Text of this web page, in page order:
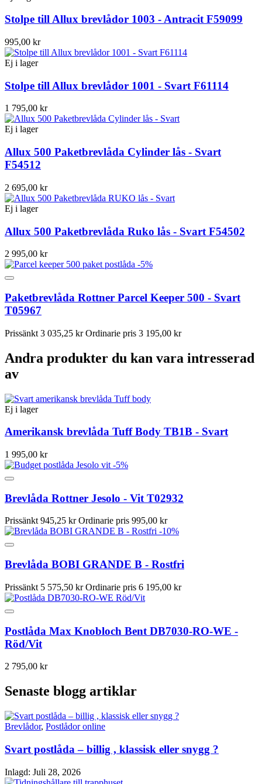
Stolpe till Allux brevlådor 1003 - Antracit F59099
995,00 kr
Ej i lager
Stolpe till Allux brevlådor 1001 - Svart F61114
1 795,00 kr
Ej i lager
Allux 500 Paketbrevlåda Cylinder lås - Svart
F54512
2 695,00 kr
Ej i lager
Allux 500 Paketbrevlåda Ruko lås - Svart F54502
2 995,00 kr
-5%
Paketbrevlåda Rottner Parcel Keeper 500 - Svart
T05967
Prissänkt 3 035,25 kr Ordinarie pris 3 195,00 kr
Andra produkter du kan vara intresserad
av
Ej i lager
Amerikansk brevlåda Tuff Body TB1B - Svart
1 995,00 kr
-5%
Brevlåda Rottner Jesolo - Vit T02932
Prissänkt 945,25 kr Ordinarie pris 995,00 kr
-10%
Brevlåda BOBI GRANDE B - Rostfri
Prissänkt 5 575,50 kr Ordinarie pris 6 195,00 kr
Postlåda Max Knobloch Bent DB7030-RO-WE -
Röd/Vit
2 795,00 kr
Senaste blogg artiklar
Brevlådor, Postlådor online
Svart postlåda – billig , klassisk eller snygg ?
Inlagd: Juli 28, 2026